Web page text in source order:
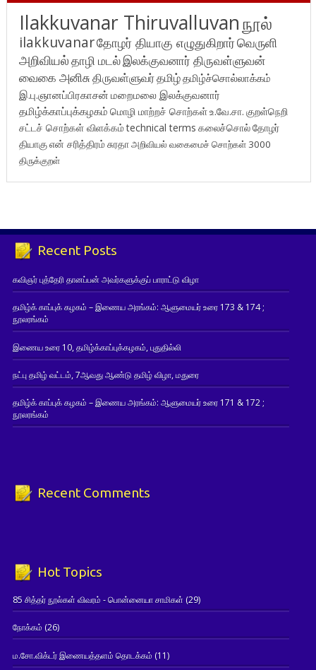
Ilakkuvanar Thiruvalluvanநூல்
ilakkuvanarதோழர் தியாகு எழுதுகிறார்வெருளி
அறிவியல்தாழி மடல்இலக்குவனார் திருவள்ளுவன்
வைகை அனிசுதிருவள்ளுவர்தமிழ்தமிழ்ச்சொல்லாக்கம்
இ.பு.ஞானப்பிரகாசன் மறைமலை இலக்குவனார்
தமிழ்க்காப்புக்கழகம் மொழி மாற்றச் சொற்கள்உ.வே.சா. குறள்நெறி
சட்டச் சொற்கள் விளக்கம்technical terms கலைச்சொல்தோழர்
தியாகுஎன் சரித்திரம்சுரதாஅறிவியல் வகைமைச் சொற்கள் 3000
திருக்குறள்
Recent Posts
கவிஞர் புத்தேரி தானப்பன் அவர்களுக்குப் பாராட்டு விழா
தமிழ்க் காப்புக் கழகம் – இணைய அரங்கம்: ஆளுமையர் உரை 173 & 174 ;
நூலரங்கம்
இணைய உரை 10, தமிழ்க்காப்புக்கழகம், புதுதில்லி
நட்பு தமிழ் வட்டம், 7ஆவது ஆண்டு தமிழ் விழா, மதுரை
தமிழ்க் காப்புக் கழகம் – இணைய அரங்கம்: ஆளுமையர் உரை 171 & 172 ;
நூலரங்கம்
Recent Comments
Hot Topics
85 சித்தர் நூல்கள் விவரம் - பொன்னையா சாமிகள் (29)
நோக்கம் (26)
ம.சோ.விக்டர் இணையத்தளம் தொடக்கம் (11)